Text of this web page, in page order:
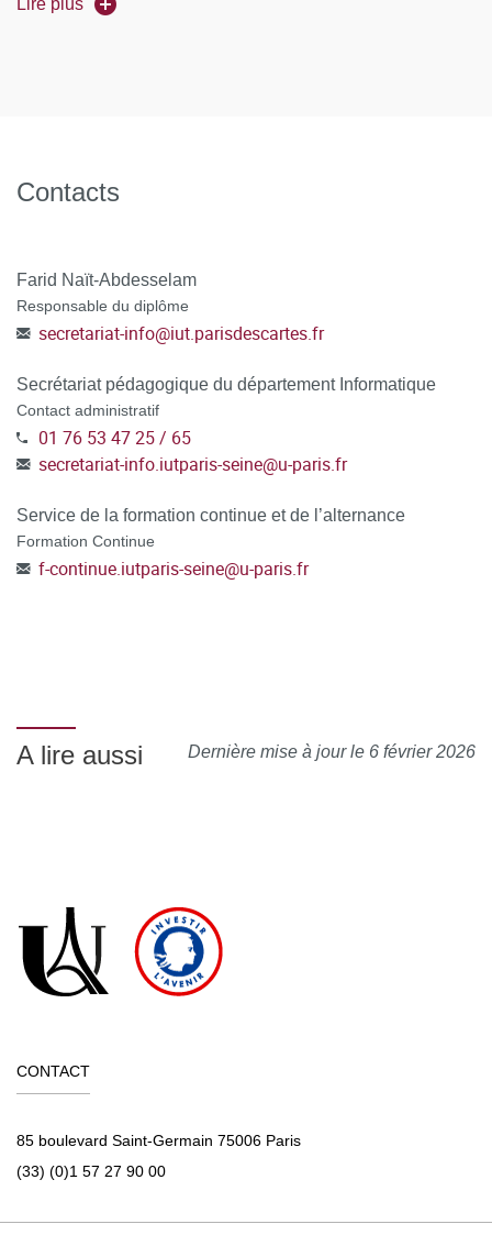
Lire plus
Contacts
Farid Naït-Abdesselam
Responsable du diplôme
secretariat-info@iut.parisdescartes.fr
Secrétariat pédagogique du département Informatique
Contact administratif
01 76 53 47 25 / 65
secretariat-info.iutparis-seine@u-paris.fr
Service de la formation continue et de l’alternance
Formation Continue
f-continue.iutparis-seine@u-paris.fr
Dernière mise à jour le 6 février 2026
A lire aussi
CONTACT
85 boulevard Saint-Germain 75006 Paris
(33) (0)1 57 27 90 00